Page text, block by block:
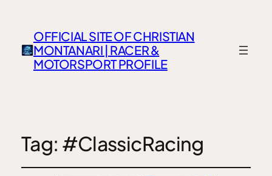
OFFICIAL SITE OF CHRISTIAN
MONTANARI | RACER &
MOTORSPORT PROFILE
Tag: #ClassicRacing